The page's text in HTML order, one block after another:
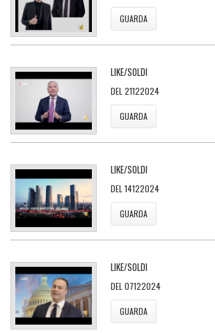
GUARDA
LIKE/SOLDI
DEL 21122024
GUARDA
LIKE/SOLDI
DEL 14122024
GUARDA
LIKE/SOLDI
DEL 07122024
GUARDA